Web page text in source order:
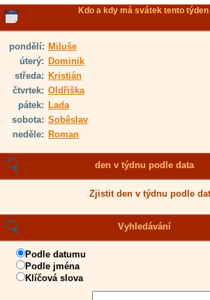
Kdo a kdy má svátek tento týden
pondělí: Miluše
úterý: Dominik
středa: Kristián
čtvrtek: Oldřiška
pátek: Lada
sobota: Soběslav
neděle: Roman
den v týdnu podle data
Zjistit den v týdnu podle
Vyhledávání
Podle datumu
Podle jména
Klíčová slova